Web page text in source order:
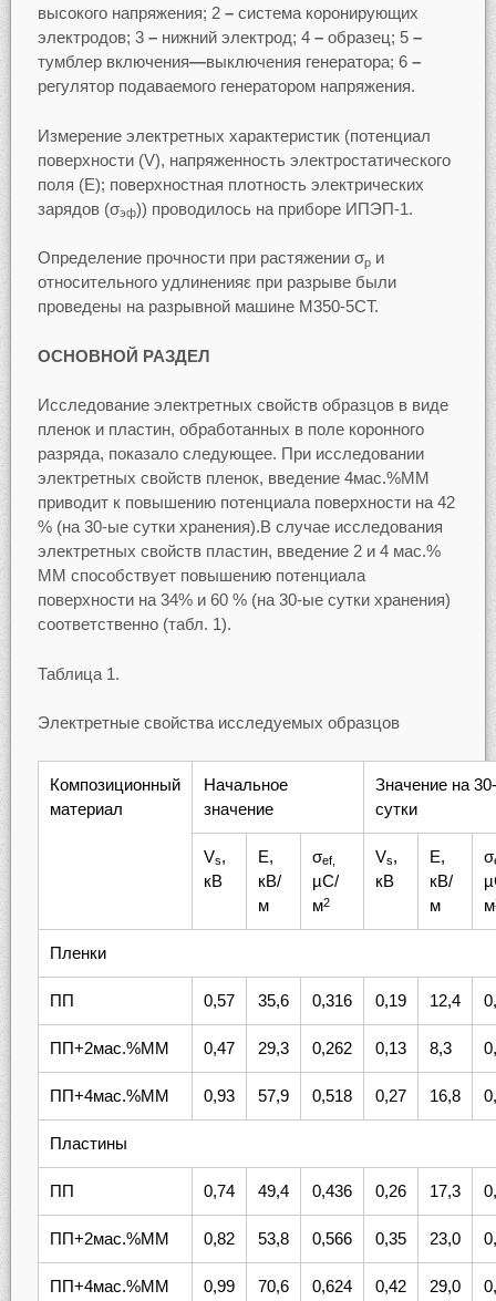
высокого напряжения; 2 –система коронирующих
электродов; 3 –нижний электрод; 4 –образец; 5 –
тумблер включения—выключения генератора; 6 –
регулятор подаваемого генератором напряжения.
Измерение электретных характеристик (потенциал
поверхности (V), напряженность электростатического
поля (E); поверхностная плотность электрических
зарядов (σэф)) проводилось на приборе ИПЭП-1.
Определение прочности при растяжении σри
относительного удлиненияε при разрыве были
проведены на разрывной машине M350-5CT.
ОСНОВНОЙ РАЗДЕЛ
Исследование электретных свойств образцов в виде
пленок и пластин, обработанных в поле коронного
разряда, показало следующее. При исследовании
электретных свойств пленок, введение 4мас.%ММ
приводит к повышению потенциала поверхности на 42
% (на 30-ые сутки хранения).В случае исследования
электретных свойств пластин, введение 2 и 4 мас.%
ММ способствует повышению потенциала
поверхности на 34% и 60 % (на 30-ые сутки хранения)
соответственно (табл. 1).
Таблица 1.
Электретные свойства исследуемых образцов
Композиционный
материал
Начальное
значение
Значение на
сутки
Vs,
кВ
Е,
кВ/
м
σef,
µC/
м2
Vs,
кВ
Е,
кВ/
м
σ
м
Пленки
ПП 0,57 35,6 0,316 0,19 12,4
ПП+2мас.%MM 0,47 29,3 0,262 0,13 8,3
ПП+4мас.%MM 0,93 57,9 0,518 0,27 16,8
Пластины
ПП 0,74 49,4 0,436 0,26 17,3
ПП+2мас.%MM 0,82 53,8 0,566 0,35 23,0
ПП+4мас.%MM 0,99 70,6 0,624 0,42 29,0